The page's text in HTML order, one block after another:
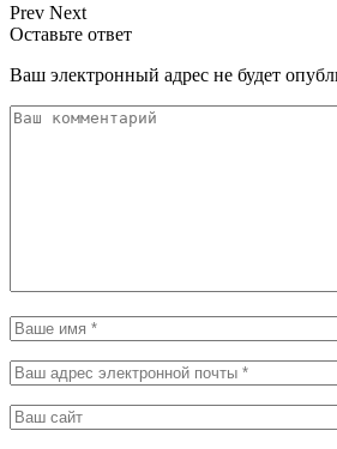
Prev Next
Оставьте ответ
Ваш электронный адрес не будет